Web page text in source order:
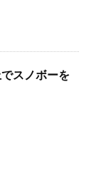
スノボーを